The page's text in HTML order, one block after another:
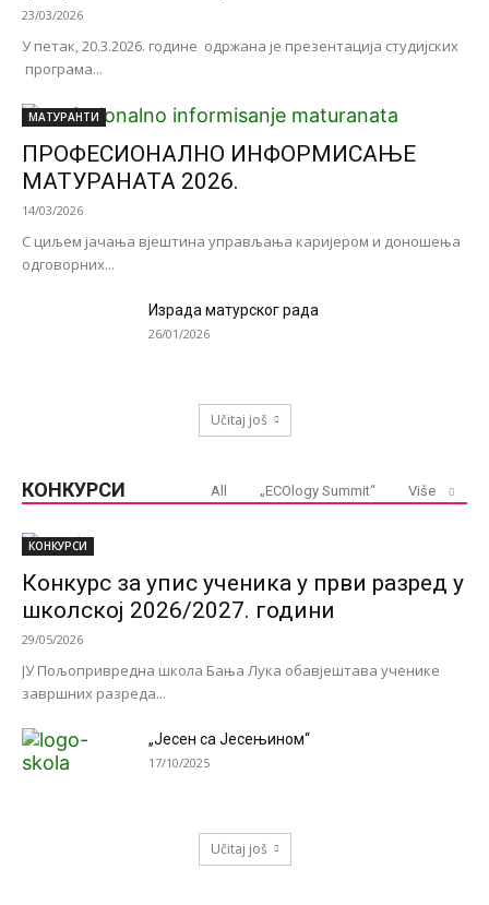
23/03/2026
У петак, 20.3.2026. године одржана је презентација студијских
програма...
МАТУРАНТИ
ПРОФЕСИОНАЛНО ИНФОРМИСАЊЕ
МАТУРАНАТА 2026.
14/03/2026
С циљем јачања вјештина управљања каријером и доношења
одговорних...
Израда матурског рада
26/01/2026
Učitaj još
КОНКУРСИ All „ECOlogy Summit“ Više
КОНКУРСИ
Конкурс за упис ученика у први разред у
школској 2026/2027. години
29/05/2026
ЈУ Пољопривредна школа Бања Лука обавјештава ученике
завршних разреда...
„Јесен са Јесењином“
17/10/2025
Učitaj još